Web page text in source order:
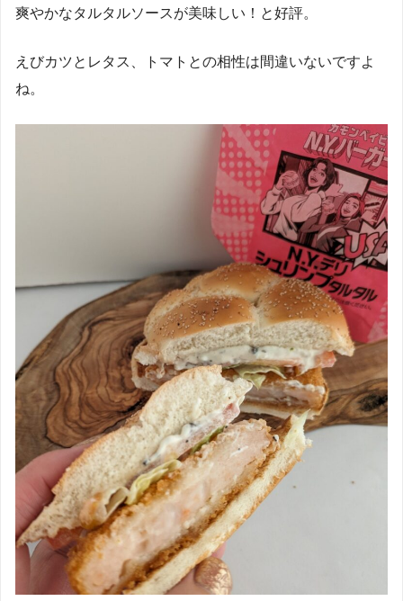
爽やかなタルタルソースが美味しい！と好評。
えびカツとレタス、トマトとの相性は間違いないですよ
ね。